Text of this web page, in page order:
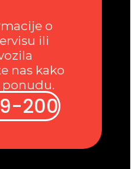
o
ili
nas kako
200